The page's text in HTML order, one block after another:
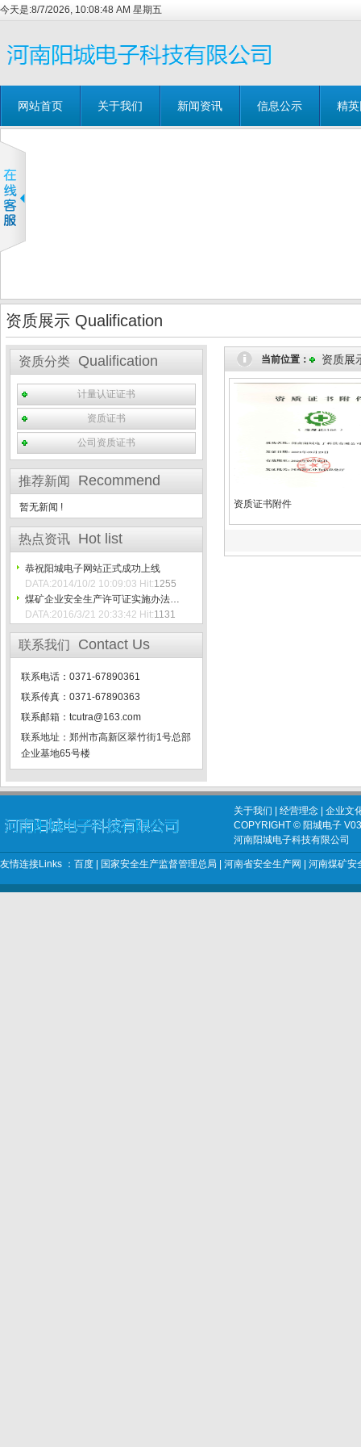
今天是:8/7/2026, 10:08:49 AM 星期五
网站首页 关于我们 新闻资讯 信息公示 精
资质展示 Qualification
资质分类 Qualification
计量认证证书
资质证书
公司资质证书
推荐新闻 Recommend
暂无新闻 !
热点资讯 Hot list
恭祝阳城电子网站正式成功上线
DATA:2014/10/2 10:09:03 Hit:1255
煤矿企业安全生产许可证实施办法…
DATA:2016/3/21 20:33:42 Hit:1131
联系我们 Contact Us
联系电话：0371-67890361
联系传真：0371-67890363
联系邮箱：tcutra@163.com
联系地址：郑州市高新区翠竹街1号总部
企业基地65号楼
当前位置： 资质展
资质证书附件
关于我们 经营理念
企业文
COPYRIGHT © 阳城电子
河南阳城电子科技有限公司
友情连接Links ： 百度 国家安全生产监督管理总局 河南省安全生产网 河南煤矿安